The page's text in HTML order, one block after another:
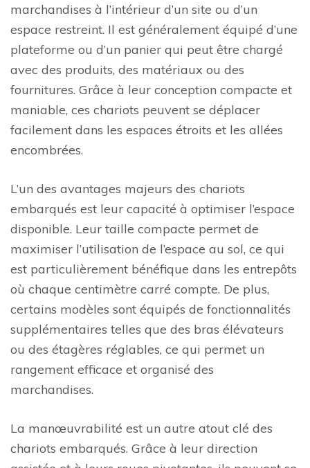
marchandises à l’intérieur d’un site ou d’un
espace restreint. Il est généralement équipé d’une
plateforme ou d’un panier qui peut être chargé
avec des produits, des matériaux ou des
fournitures. Grâce à leur conception compacte et
maniable, ces chariots peuvent se déplacer
facilement dans les espaces étroits et les allées
encombrées.
L’un des avantages majeurs des chariots
embarqués est leur capacité à optimiser l’espace
disponible. Leur taille compacte permet de
maximiser l’utilisation de l’espace au sol, ce qui
est particulièrement bénéfique dans les entrepôts
où chaque centimètre carré compte. De plus,
certains modèles sont équipés de fonctionnalités
supplémentaires telles que des bras élévateurs
ou des étagères réglables, ce qui permet un
rangement efficace et organisé des
marchandises.
La manœuvrabilité est un autre atout clé des
chariots embarqués. Grâce à leur direction